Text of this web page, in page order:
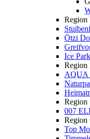
Region
Ötzi
Ice
Region
AQUA
Region
007
Region
Top